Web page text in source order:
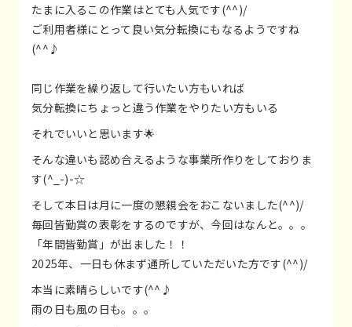
たまに入るこの作業はとても人気です(^^)/
ご利用者様にとって良い気分転換にもなるようですね
(^^♪
同じ作業を繰り返して行いたい方もいれば
気分転換にちょっと違う作業をやりたい方もいる
それでいいと思います🌟
そんな違いも認め合えるような事業所作りをしておりま
す(^_-)-☆
そして本日は月に一度の懇親会をおこないました(^^)/
毎回皆勤賞の表彰をするのですが、今回はなんと。。。
「年間皆勤賞」が出ました！！
2025年、一日も休まず通所していただいた方です(^^)/
本当に素晴らしいです(^^♪
雨の日も風の日も。。。